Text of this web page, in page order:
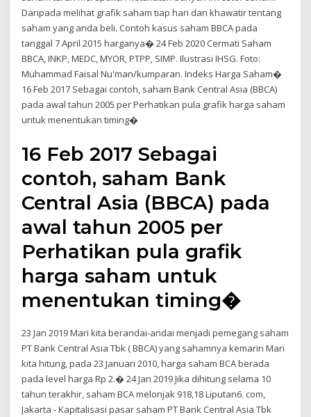
Daripada melihat grafik saham tiap hari dan khawatir tentang
saham yang anda beli. Contoh kasus saham BBCA pada
tanggal 7 April 2015 harganya� 24 Feb 2020 Cermati Saham
BBCA, INKP, MEDC, MYOR, PTPP, SIMP. Ilustrasi IHSG. Foto:
Muhammad Faisal Nu'man/kumparan. Indeks Harga Saham�
16 Feb 2017 Sebagai contoh, saham Bank Central Asia (BBCA)
pada awal tahun 2005 per Perhatikan pula grafik harga saham
untuk menentukan timing�
16 Feb 2017 Sebagai
contoh, saham Bank
Central Asia (BBCA) pada
awal tahun 2005 per
Perhatikan pula grafik
harga saham untuk
menentukan timing�
23 Jan 2019 Mari kita berandai-andai menjadi pemegang saham
PT Bank Central Asia Tbk ( BBCA) yang sahamnya kemarin Mari
kita hitung, pada 23 Januari 2010, harga saham BCA berada
pada level harga Rp 2.� 24 Jan 2019 Jika dihitung selama 10
tahun terakhir, saham BCA melonjak 918,18 Liputan6. com,
Jakarta - Kapitalisasi pasar saham PT Bank Central Asia Tbk